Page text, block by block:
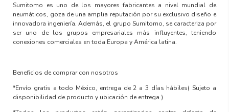
Sumitomo es uno de los mayores fabricantes a nivel mundial de
neumáticos, goza de una amplia reputación por su exclusivo diseño e
innovadora ingeniería. Además, el grupo Sumitomo, se caracteriza por
ser uno de los grupos empresariales más influyentes, teniendo
conexiones comerciales en toda Europa y América latina.
Beneficios de comprar con nosotros
*Envío gratis a todo México, entrega de 2 a 3 días hábiles( Sujeto a
disponibilidad de producto y ubicación de entrega )